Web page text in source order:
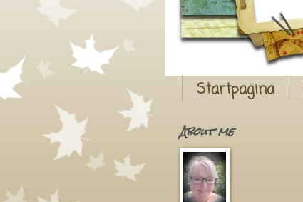
Startpagina
About me